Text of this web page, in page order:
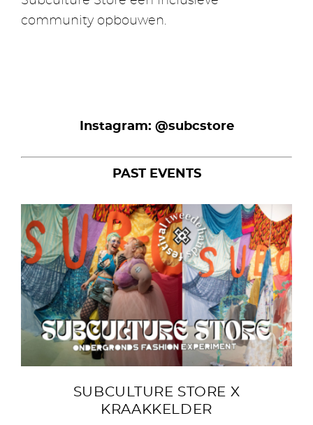
community opbouwen.
Instagram: @subcstore
PAST EVENTS
SUBCULTURE STORE X
KRAAKKELDER